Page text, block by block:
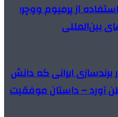
از پرمیوم ووچر؛
بین‌المللی
برندسازی ایرانی که دانش
آورد – داستان موفقیت